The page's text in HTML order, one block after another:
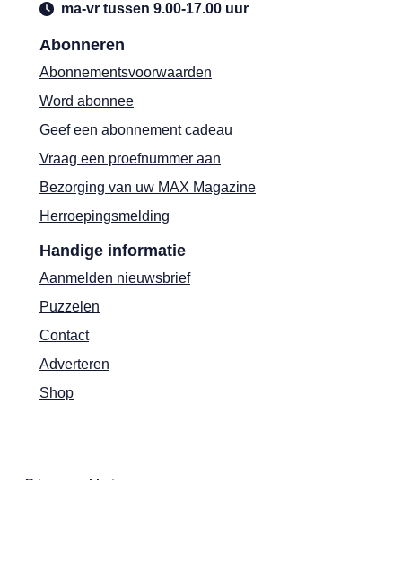
Abonneren
Abonnementsvoorwaarden
Word abonnee
Geef een abonnement cadeau
Vraag een proefnummer aan
Bezorging van uw MAX Magazine
Herroepingsmelding
Handige informatie
Aanmelden nieuwsbrief
Puzzelen
Contact
Adverteren
Shop
ma-vr tussen 9.00-17.00 uur
Privacyverklaring